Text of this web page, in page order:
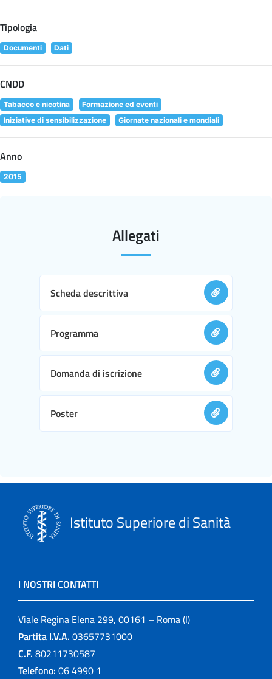
Tipologia
Documenti Dati
CNDD
Tabacco e nicotina
Formazione ed eventi
Iniziative di sensibilizzazione
Giornate nazionali e mondiali
Anno
2015
Allegati
Scheda descrittiva
Programma
Domanda di iscrizione
Poster
Istituto Superiore di Sanità
I NOSTRI CONTATTI
Viale Regina Elena 299, 00161 – Roma (I)
Partita I.V.A. 03657731000
C.F. 80211730587
Telefono: 06 4990 1